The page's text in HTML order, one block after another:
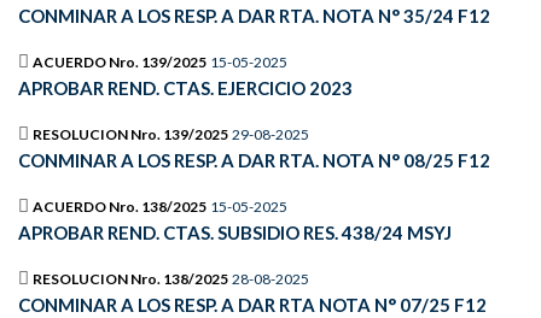
CONMINAR A LOS RESP. A DAR RTA. NOTA N° 35/24 F12
ACUERDO Nro. 139/2025 15-05-2025
APROBAR REND. CTAS. EJERCICIO 2023
RESOLUCION Nro. 139/2025 29-08-2025
CONMINAR A LOS RESP. A DAR RTA. NOTA N° 08/25 F12
ACUERDO Nro. 138/2025 15-05-2025
APROBAR REND. CTAS. SUBSIDIO RES. 438/24 MSYJ
RESOLUCION Nro. 138/2025 28-08-2025
CONMINAR A LOS RESP. A DAR RTA NOTA N° 07/25 F12